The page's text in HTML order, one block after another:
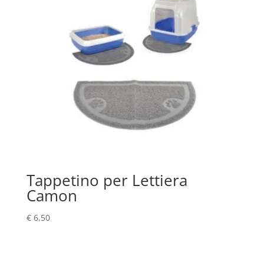
Tappetino per Lettiera
Camon
€6,50